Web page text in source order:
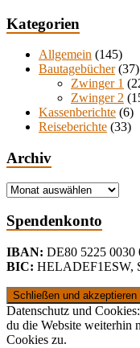
Kategorien
Allgemein (145)
Bautagebücher(37)
Zwinger 1
Zwinger 2
Kassenberichte (6)
Reiseberichte (33)
Archiv
Archiv
Spendenkonto
IBAN: DE80 5225 0030
BIC: HELADEF1ESW,
Datenschutz und
du die Website weiterhin
Cookies zu.